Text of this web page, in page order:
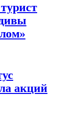
акций